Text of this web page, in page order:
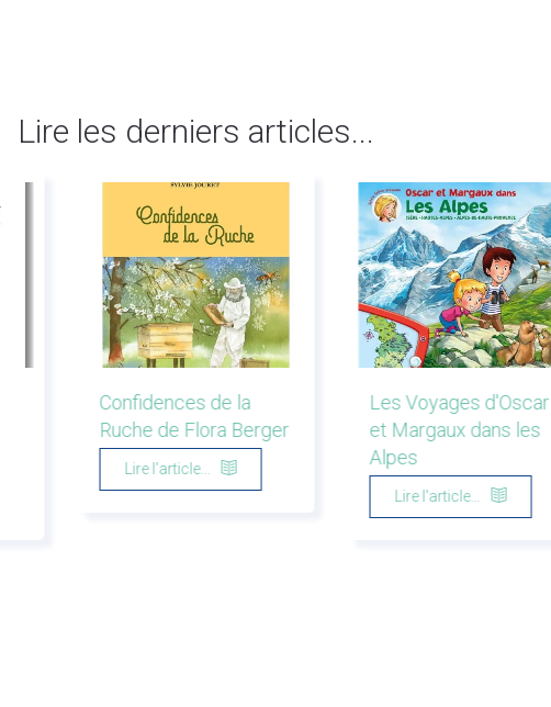
Lire les derniers articles...
Confidences de la
Ruche de Flora Berger
Lire l'article...
Les Voyages d'Oscar
et Margaux dans les
Alpes
Lire l'article...